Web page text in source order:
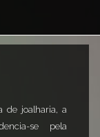
de joalharia, a
se pela